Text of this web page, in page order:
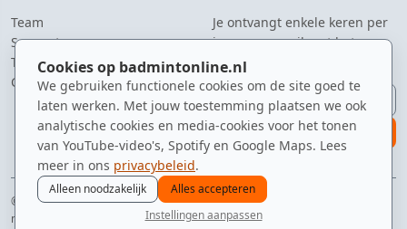
Cookies op badmintonline.nl
We gebruiken functionele cookies om de site goed te
laten werken. Met jouw toestemming plaatsen we ook
analytische cookies en media-cookies voor het tonen
van YouTube-video's, Spotify en Google Maps. Lees
meer in ons privacybeleid.
Alleen noodzakelijk
Alles accepteren
Instellingen aanpassen
Team
Supporters
Tip de redactie
Contact
Je ontvangt enkele keren per
jaar een e-mail met het
laatste badmintonnieuws.
E-mailadres
aanmelden
© 2010–2026 badmintonline.nl · vanuit Brabant, voor heel badmintonnend
nederland
spelers ranglijst zomer